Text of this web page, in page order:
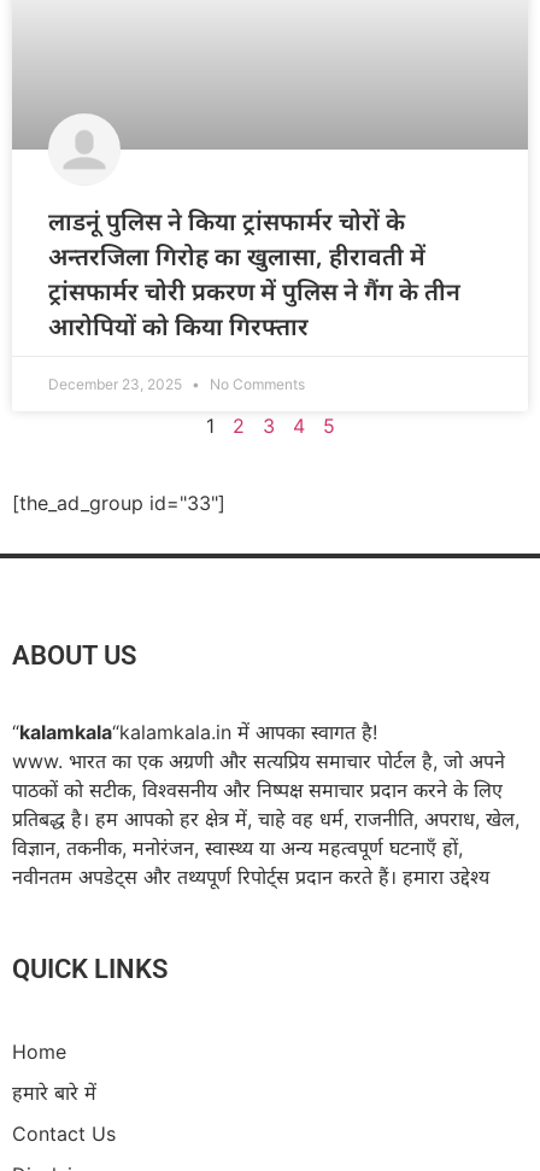
लाडनूं पुलिस ने किया ट्रांसफार्मर चोरों के
अन्तरजिला गिरोह का खुलासा, हीरावती में
ट्रांसफार्मर चोरी प्रकरण में पुलिस ने गैंग के तीन
आरोपियों को किया गिरफ्तार
December 23, 2025 No Comments
1 2 3 4 5
[the_ad_group id="33"]
ABOUT US
“kalamkala“kalamkala.in में आपका स्वागत है!
www. भारत का एक अग्रणी और सत्यप्रिय समाचार पोर्टल है, जो अपने
पाठकों को सटीक, विश्वसनीय और निष्पक्ष समाचार प्रदान करने के लिए
प्रतिबद्ध है। हम आपको हर क्षेत्र में, चाहे वह धर्म, राजनीति, अपराध, खेल,
विज्ञान, तकनीक, मनोरंजन, स्वास्थ्य या अन्य महत्वपूर्ण घटनाएँ हों,
नवीनतम अपडेट्स और तथ्यपूर्ण रिपोर्ट्स प्रदान करते हैं। हमारा उद्देश्य
QUICK LINKS
Home
हमारे बारे में
Contact Us